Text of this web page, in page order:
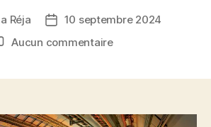
Réja
Date10 septembre 2024
Aucun commentairesur
Mise